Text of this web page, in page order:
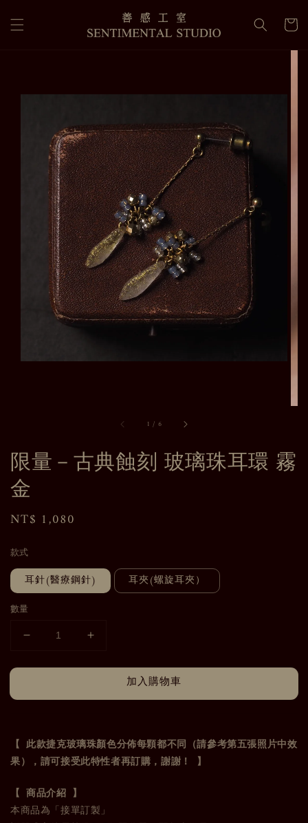
1 / 6
限量－古典蝕刻 玻璃珠耳環 霧
金
Regular
NT$ 1,080
款式
耳針(醫療鋼針) 耳夾(螺旋耳夾）
數量
加入購物車
【 此款捷克玻璃珠顏色分佈每顆都不同（請參考第五張照片中效
果），請可接受此特性者再訂購，謝謝！ 】
本商品為「接單訂製」